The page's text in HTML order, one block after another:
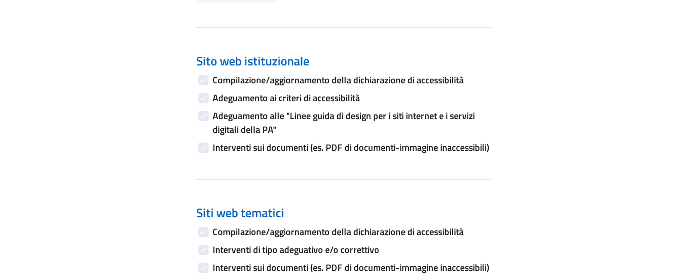
Sito web istituzionale
Compilazione/aggiornamento della dichiarazione di accessibilità
Adeguamento ai criteri di accessibilità
Adeguamento alle "Linee guida di design per i siti internet e i servizi
digitali della PA"
Interventi sui documenti (es. PDF di documenti-immagine inaccessibili)
Siti web tematici
Compilazione/aggiornamento della dichiarazione di accessibilità
Interventi di tipo adeguativo e/o correttivo
Interventi sui documenti (es. PDF di documenti-immagine inaccessibili)